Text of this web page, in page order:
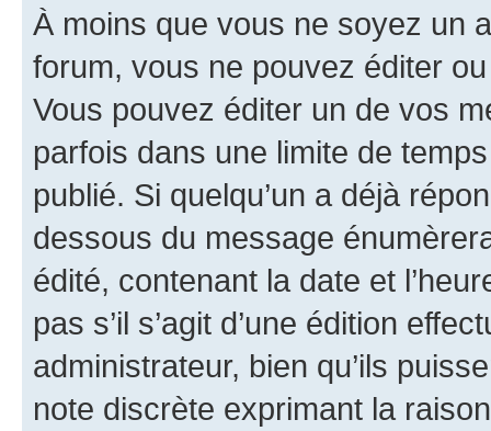
À moins que vous ne soyez un
forum, vous ne pouvez éditer
Vous pouvez éditer un de vos
parfois dans une limite de
publié. Si quelqu’un a déjà
dessous du message
édité, contenant la date et
pas s’il s’agit d’une édition
administrateur, bien qu’ils
note discrète exprimant la